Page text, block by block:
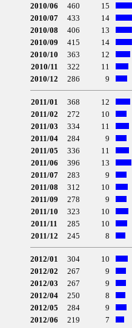
2010/06
460
15
2010/07
433
14
2010/08
406
13
2010/09
415
14
2010/10
363
12
2010/11
322
11
2010/12
286 9
2011/01 368
12
2011/02
272
10
2011/03
334
11
2011/04
284
9
2011/05
336
11
2011/06
396
13
2011/07
283
9
2011/08
312
10
2011/09
278
9
2011/10
323
10
2011/11
285
10
2011/12
245 8
2012/01 304
10
2012/02
267
9
2012/03
267
9
2012/04
250
8
2012/05
284
9
2012/06
219
7